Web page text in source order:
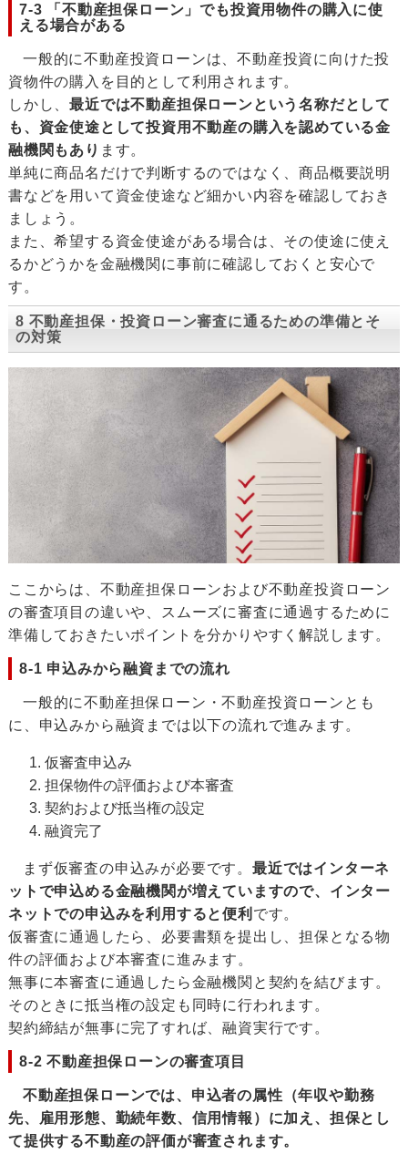
7-3 「不動産担保ローン」でも投資用物件の購入に使
える場合がある
一般的に不動産投資ローンは、不動産投資に向けた投
資物件の購入を目的として利用されます。
しかし、最近では不動産担保ローンという名称だとして
も、 資金使途として投資用不動産の購入を認めている金
融機関もあり ます。
単純に商品名だけで判断するのではなく、商品概要説明
書などを用いて資金使途など細かい内容を確認しておき
ましょう。
また、希望する資金使途がある場合は、その使途に使え
るかどうかを金融機関に事前に確認しておくと安心で
す。
8 不動産担保・投資ローン審査に通るための準備とそ
の対策
ここからは、不動産担保ローンおよび不動産投資ローン
の審査項目の違いや、スムーズに審査に通過するために
準備しておきたいポイントを分かりやすく解説します。
8-1 申込みから融資までの流れ
一般的に不動産担保ローン・不動産投資ローンとも
に、申込みから融資までは以下の流れで進みます。
仮審査申込み
担保物件の評価および本審査
契約および抵当権の設定
融資完了
まず仮審査の申込みが必要です。 最近ではインターネ
ットで申込める金融機関が増えていますので、インター
ネットでの申込みを利用すると便利 です。
仮審査に通過したら、必要書類を提出し、担保となる物
件の評価および本審査に進みます。
無事に本審査に通過したら金融機関と契約を結びます。
そのときに抵当権の設定も同時に行われます。
契約締結が無事に完了すれば、融資実行です。
8-2 不動産担保ローンの審査項目
不動産担保ローンでは、申込者の属性（年収や勤務
先、雇用形態、勤続年数、信用情報）に加え、担保とし
て提供する不動産の評価が審査されます。